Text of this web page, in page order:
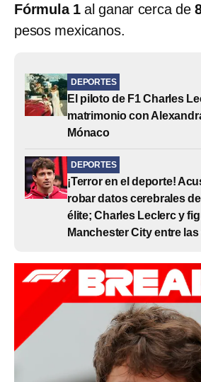
Fórmula 1al ganar cerca de
pesos mexicanos.
DEPORTES
El piloto de F1 Charles
matrimonio con
Mónaco
DEPORTES
¡Terror en el deporte!
robar datos cerebrales
élite; Charles Leclerc y
Manchester City entre